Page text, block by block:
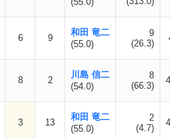
6 9
和田 竜二
(55.0)
9
(26.3)
8 2
川島 信二
(54.0)
8
(66.3)
3 13
和田 竜二
(55.0)
2
(4.7)